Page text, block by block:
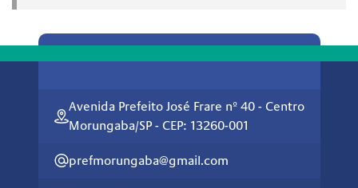
Avenida Prefeito José Frare nº 40 - Centro
Morungaba/SP - CEP: 13260-001
prefmorungaba@gmail.com